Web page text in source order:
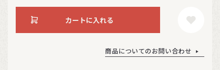
カートに入れる
商品についてのお問い合わせ